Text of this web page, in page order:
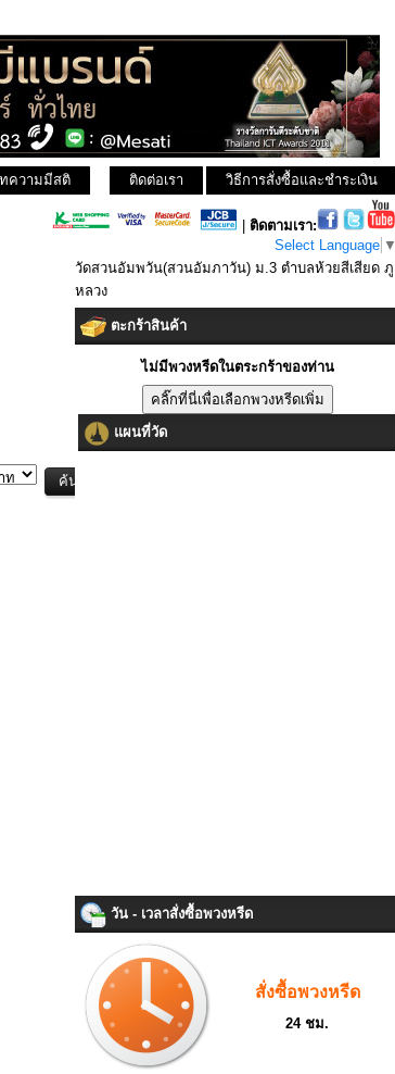
ความมีสติ วิธีการสั่งซื้อและชำระเงิน
ติดต่อเรา
ติดตามเรา:
Select Language ▼
วัดสวนอัมพวัน(สวนอัมภาวัน) ม.3 ตำบลห้วยสีเสียด ภู
หลวง
ตะกร้าสินค้า
ไม่มีพวงหรีดในตระกร้าของท่าน
แผนที่วัด
วัน - เวลาสั่งซื้อพวงหรีด
สั่งซื้อพวงหรีด
24 ชม.